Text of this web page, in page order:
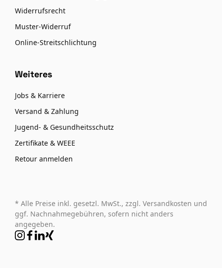
Widerrufsrecht
Muster-Widerruf
Online-Streitschlichtung
Weiteres
Jobs & Karriere
Versand & Zahlung
Jugend- & Gesundheitsschutz
Zertifikate & WEEE
Retour anmelden
* Alle Preise inkl. gesetzl. MwSt., zzgl. Versandkosten und
ggf. Nachnahmegebühren, sofern nicht anders
angegeben.